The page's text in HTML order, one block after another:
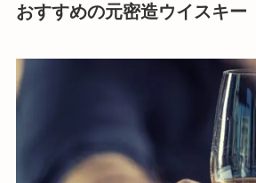
おすすめの元密造ウイスキー